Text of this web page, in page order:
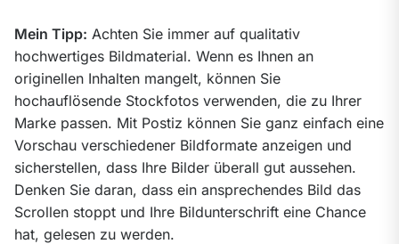
Mein Tipp: Achten Sie immer auf qualitativ
hochwertiges Bildmaterial. Wenn es Ihnen an
originellen Inhalten mangelt, können Sie
hochauflösende Stockfotos verwenden, die zu Ihrer
Marke passen. Mit Postiz können Sie ganz einfach eine
Vorschau verschiedener Bildformate anzeigen und
sicherstellen, dass Ihre Bilder überall gut aussehen.
Denken Sie daran, dass ein ansprechendes Bild das
Scrollen stoppt und Ihre Bildunterschrift eine Chance
hat, gelesen zu werden.